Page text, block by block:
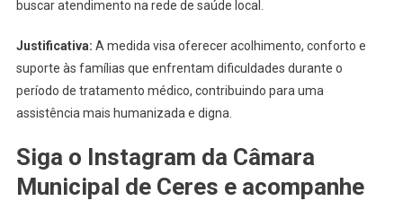
buscar atendimento na rede de saúde local.
Justificativa: A medida visa oferecer acolhimento, conforto e
suporte às famílias que enfrentam dificuldades durante o
período de tratamento médico, contribuindo para uma
assistência mais humanizada e digna.
Siga o Instagram da Câmara
Municipal de Ceres e acompanhe